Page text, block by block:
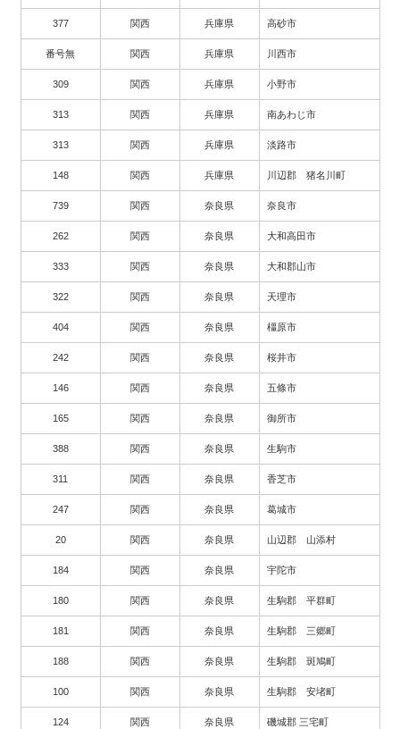
377 関西 兵庫県 高砂市
番号無 関西 兵庫県 川西市
309 関西 兵庫県 小野市
313 関西 兵庫県 南あわじ市
313 関西 兵庫県 淡路市
148 関西 兵庫県 川辺郡 猪名川町
739 関西 奈良県 奈良市
262 関西 奈良県 大和高田市
333 関西 奈良県 大和郡山市
322 関西 奈良県 天理市
404 関西 奈良県 橿原市
242 関西 奈良県 桜井市
146 関西 奈良県 五條市
165 関西 奈良県 御所市
388 関西 奈良県 生駒市
311 関西 奈良県 香芝市
247 関西 奈良県 葛城市
20 関西 奈良県 山辺郡 山添村
184 関西 奈良県 宇陀市
180 関西 奈良県 生駒郡 平群町
181 関西 奈良県 生駒郡 三郷町
188 関西 奈良県 生駒郡 斑鳩町
100 関西 奈良県 生駒郡 安堵町
124 関西 奈良県 磯城郡 三宅町